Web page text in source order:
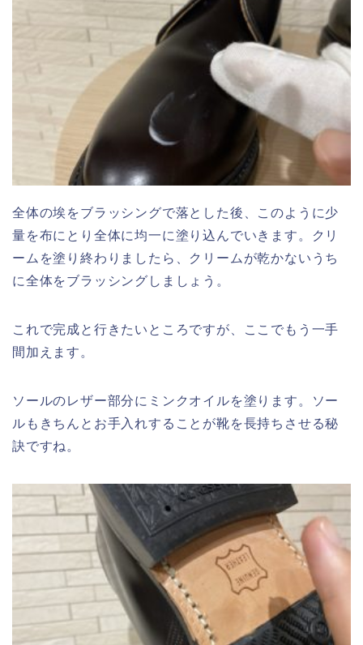
全体の埃をブラッシングで落とした後、このように少
量を布にとり全体に均一に塗り込んでいきます。クリ
ームを塗り終わりましたら、クリームが乾かないうち
に全体をブラッシングしましょう。
これで完成と行きたいところですが、ここでもう一手
間加えます。
ソールのレザー部分にミンクオイルを塗ります。ソー
ルもきちんとお手入れすることが靴を長持ちさせる秘
訣ですね。